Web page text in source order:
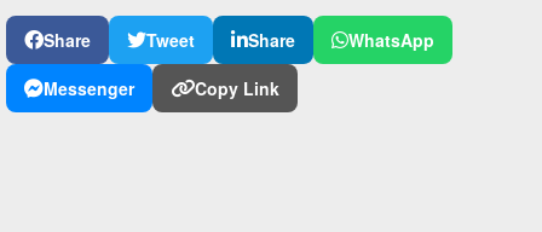
Share Tweet Share
WhatsApp
Messenger
Copy Link